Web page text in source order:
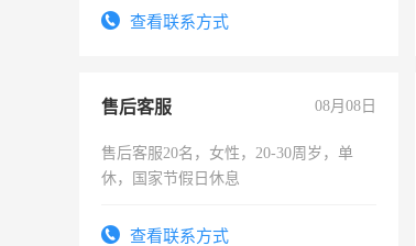
查看联系方式
售后客服 08月08日
售后客服20名，女性，20-30周岁，单
休，国家节假日休息
查看联系方式